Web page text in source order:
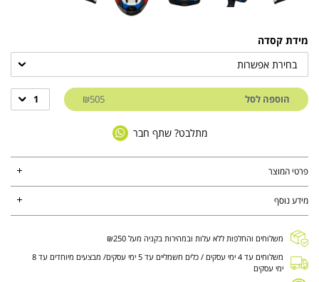
מידת קסדה
בחירת אפשרות
הוספה לסל ₪505
1
מתלבט? שתף חבר
פרטי המוצר
מידע נוסף
משלוחים והחלפות ללא עלות ובמהירות בקניה מעל ₪250
משלוחים עד 4 ימי עסקים / כלים חשמליים עד 5 ימי עסקים/ מבצעים מיוחדים עד 8
ימי עסקים